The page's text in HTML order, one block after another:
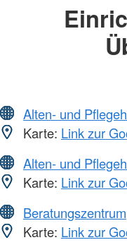
Alten- und
Karte: Link zur
Alten- und
Karte: Link zur
Beratungszentrum
Karte: Link zur